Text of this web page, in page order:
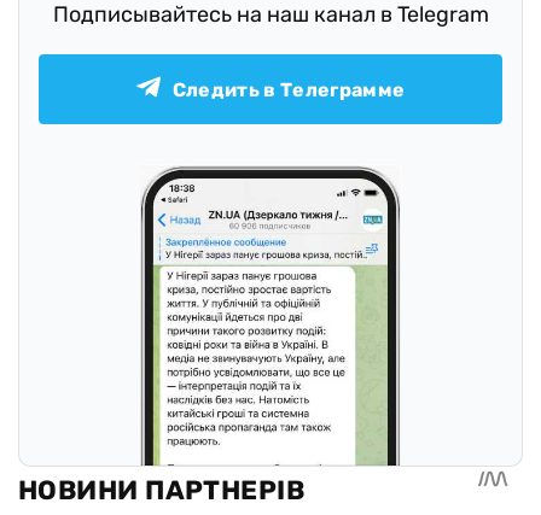
Подписывайтесь на наш канал в Telegram
Следить в Телеграмме